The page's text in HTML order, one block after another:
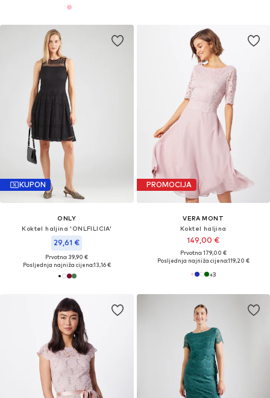
KUPON
ONLY
Koktel haljina 'ONLFILICIA'
29,61 €
Prvotno: 39,90 €
Posljednja najniža cijena:13,16 €
PROMOCIJA
VERA MONT
Koktel haljina
149,00 €
Prvotno: 179,00 €
Posljednja najniža cijena:119,20 €
+3